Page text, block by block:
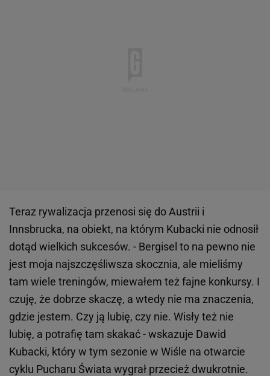
Teraz rywalizacja przenosi się do Austrii i
Innsbrucka, na obiekt, na którym Kubacki nie odnosił
dotąd wielkich sukcesów. - Bergisel to na pewno nie
jest moja najszczęśliwsza skocznia, ale mieliśmy
tam wiele treningów, miewałem też fajne konkursy. I
czuję, że dobrze skaczę, a wtedy nie ma znaczenia,
gdzie jestem. Czy ją lubię, czy nie. Wisły też nie
lubię, a potrafię tam skakać - wskazuje Dawid
Kubacki, który w tym sezonie w Wiśle na otwarcie
cyklu Pucharu Świata wygrał przecież dwukrotnie.